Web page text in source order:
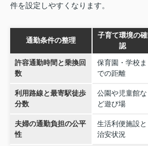
件を設定しやすくなります。
通勤条件の整理
子育て環境の確
認
許容通勤時間と乗換回
数
保育園・学校ま
での距離
利用路線と最寄駅徒歩
分数
公園や児童館な
ど遊び場
夫婦の通勤負担の公平
性
生活利便施設と
治安状況